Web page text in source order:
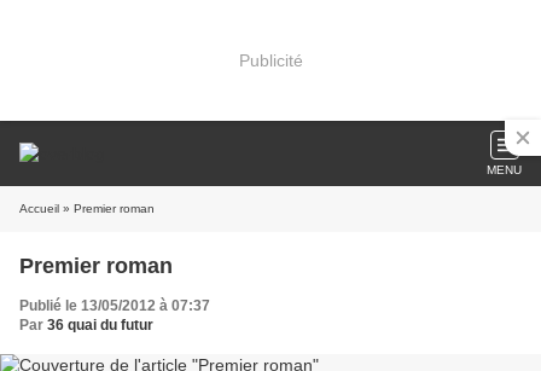
Publicité
MENU
Accueil » Premier roman
Premier roman
Publié le 13/05/2012 à 07:37
Par 36 quai du futur